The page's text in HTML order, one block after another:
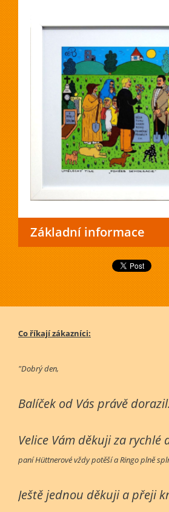
Základní informace
Co říkají zákazníci:
"Dobrý den,
Balíček od Vás právě dorazil.
Velice Vám děkuji za rychlé
paní Hüttnerové vždy potěší a Ringo plně
Ještě jednou děkuji a přeji